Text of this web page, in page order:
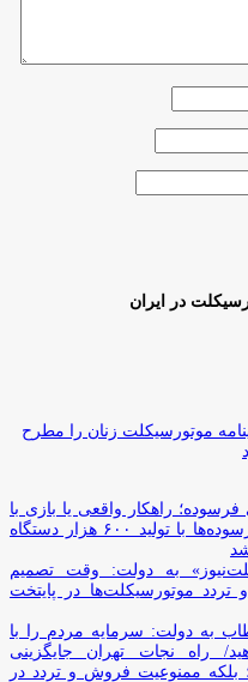
در ایران
موتورسیکلت زنان را مطرح
راهکار واقعی یا بازی با
منابع کشور؟ / جایگزینی کامل فرسوده‌ها با تولید ۶۰۰ هزار دستگاه
به دولت: وقت تصمیم
موتورسیکلت‌ها در پایتخت
به دولت: سرمایه مردم را با
راه نجات تهران جایگزینی
ممنوعیت فروش و تردد در